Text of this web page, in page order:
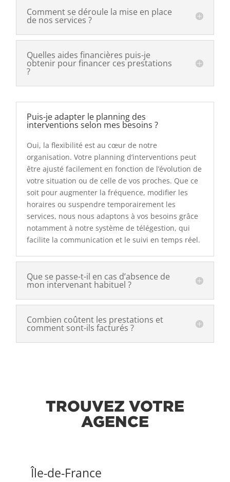
Comment se déroule la mise en place
de nos services ?
Quelles aides financières puis-je
obtenir pour financer ces prestations
?
Puis-je adapter le planning des
interventions selon mes besoins ?
Oui, la flexibilité est au cœur de notre
organisation. Votre planning d’interventions peut
être ajusté facilement en fonction de l’évolution de
votre situation ou de celle de vos proches. Que ce
soit pour augmenter la fréquence, modifier les
horaires ou suspendre temporairement les
services, nous nous adaptons à vos besoins grâce
notamment à notre système de télégestion, qui
facilite la communication et le suivi en temps réel.
Que se passe-t-il en cas d’absence de
mon intervenant habituel ?
Combien coûtent les prestations et
comment sont-ils facturés ?
TROUVEZ VOTRE
AGENCE
Île-de-France